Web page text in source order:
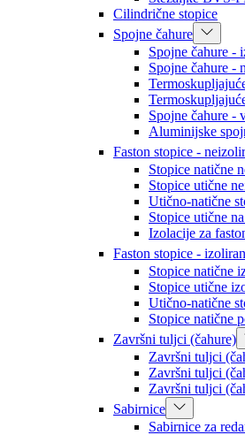
Cilindrične stopice
Spojne čahure
Spojne čahure -
Spojne čahure -
Spojne čahure -
Aluminijske
Faston stopice -
Stopice natične
Stopice utične
Utično-natične
Stopice utične
Izolacije za
Faston stopice -
Stopice natične
Stopice utične
Utično-natične
Stopice natične
Završni tuljci (čahure)
Završni tuljci
Završni tuljci
Završni tuljci
Sabirnice
Sabirnice za